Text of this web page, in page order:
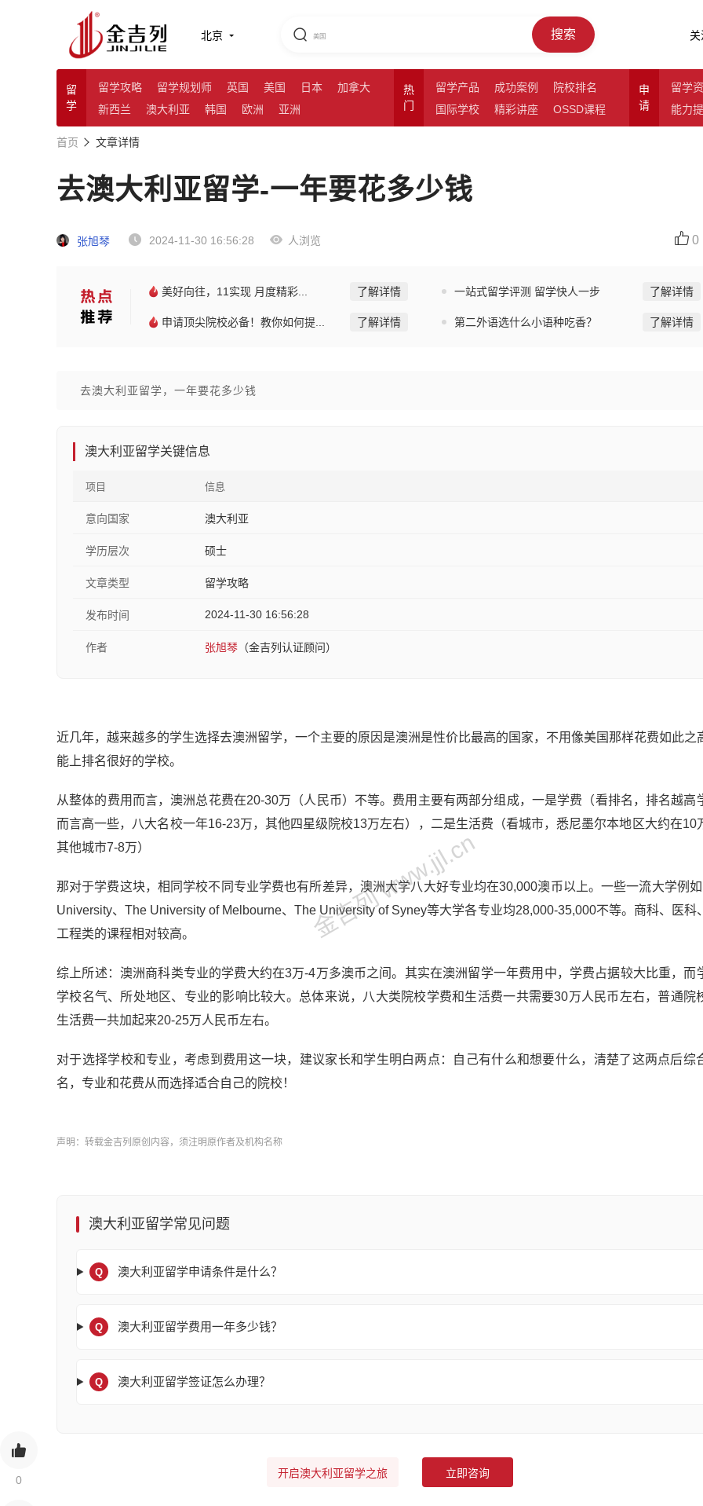
北京 搜索
留
学
留学攻略 留学规划师 英国 美国 日本
加拿大
新西兰
澳大利亚 韩国 欧洲 亚洲
热
门
留学产品 成功案例
院校排名
国际学校
精彩讲座 OSSD课程
申
请
留学
能力
0
首页 文章详情
去澳大利亚留学-一年要花多少钱
张旭琴 2024-11-30 16:56:28 人浏览 0
美好向往，11实现 月度精彩... 了解详情 一站式留学评测 留学快人一步 了解详情
申请顶尖院校必备！教你如何提... 了解详情 第二外语选什么小语种吃香？ 了解详情
去澳大利亚留学，一年要花多少钱
澳大利亚留学关键信息
项目 信息
意向国家 澳大利亚
学历层次 硕士
文章类型 留学攻略
发布时间 2024-11-30 16:56:28
作者 张旭琴 （金吉列认证顾问）
近几年，越来越多的学生选择去澳洲留学，一个主要的原因是澳洲是性价比最高的国家，不用像美国那样花费如此之
能上排名很好的学校。
从整体的费用而言，澳洲总花费在20-30万（人民币）不等。费用主要有两部分组成，一是学费（看排名，排名越高
而言高一些，八大名校一年16-23万，其他四星级院校13万左右），二是生活费（看城市，悉尼墨尔本地区大约在10
其他城市7-8万）
那对于学费这块，相同学校不同专业学费也有所差异，澳洲大学八大好专业均在30,000澳币以上。一些一流大学例
University、The University of Melbourne、The University of Syney等大学各专业均28,000-35,000不等。商科、医科
工程类的课程相对较高。
综上所述：澳洲商科类专业的学费大约在3万-4万多澳币之间。其实在澳洲留学一年费用中，学费占据较大比重，而
学校名气、所处地区、专业的影响比较大。总体来说，八大类院校学费和生活费一共需要30万人民币左右，普通院
生活费一共加起来20-25万人民币左右。
对于选择学校和专业，考虑到费用这一块，建议家长和学生明白两点：自己有什么和想要什么，清楚了这两点后综
名，专业和花费从而选择适合自己的院校！
金吉列 www.jjl.cn
声明：转载金吉列原创内容，须注明原作者及机构名称
澳大利亚留学常见问题
Q 澳大利亚留学申请条件是什么？
Q 澳大利亚留学费用一年多少钱？
Q 澳大利亚留学签证怎么办理？
开启澳大利亚留学之旅 立即咨询